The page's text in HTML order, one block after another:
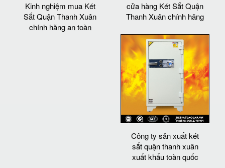
Kinh nghiệm mua Két
Sắt Quận Thanh Xuân
chính hãng an toàn
cửa hàng Két Sắt Quận
Thanh Xuân chính hãng
Công ty sản xuất két
sắt quận thanh xuân
xuất khẩu toàn quốc